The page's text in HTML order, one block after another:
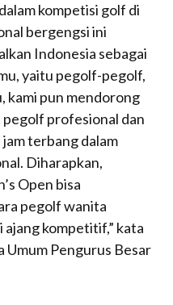
kompetisi golf di
bergengsi ini
Indonesia sebagai
yaitu pegolf-pegolf,
kami pun mendorong
profesional dan
terbang dalam
Diharapkan,
Open bisa
pegolf wanita
kompetitif,” kata
Umum Pengurus Besar